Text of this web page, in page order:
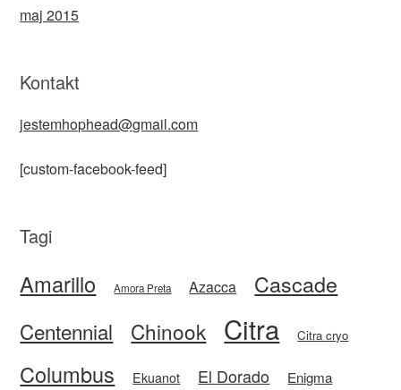
maj 2015
Kontakt
jestemhophead@gmail.com
[custom-facebook-feed]
Tagi
Amarillo Amora Preta Azacca Cascade
Centennial Chinook Citra Citra cryo
Columbus Ekuanot El Dorado Enigma